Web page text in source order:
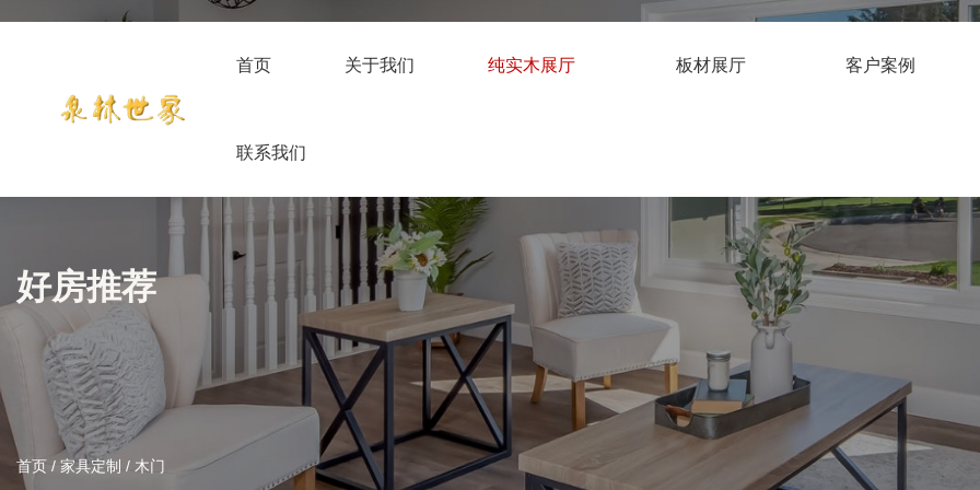
首页 关于我们 纯实木展厅 板材展厅 客户案例
联系我们
好房推荐
首页 / 家具定制 / 木门